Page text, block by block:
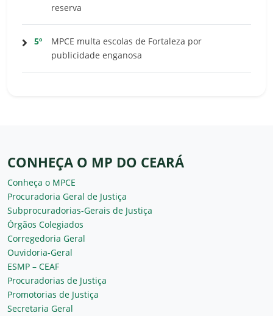
reserva
5º
MPCE multa escolas de Fortaleza por
publicidade enganosa
CONHEÇA O MP DO CEARÁ
Conheça o MPCE
Procuradoria Geral de Justiça
Subprocuradorias-Gerais de Justiça
Órgãos Colegiados
Corregedoria Geral
Ouvidoria-Geral
ESMP – CEAF
Procuradorias de Justiça
Promotorias de Justiça
Secretaria Geral